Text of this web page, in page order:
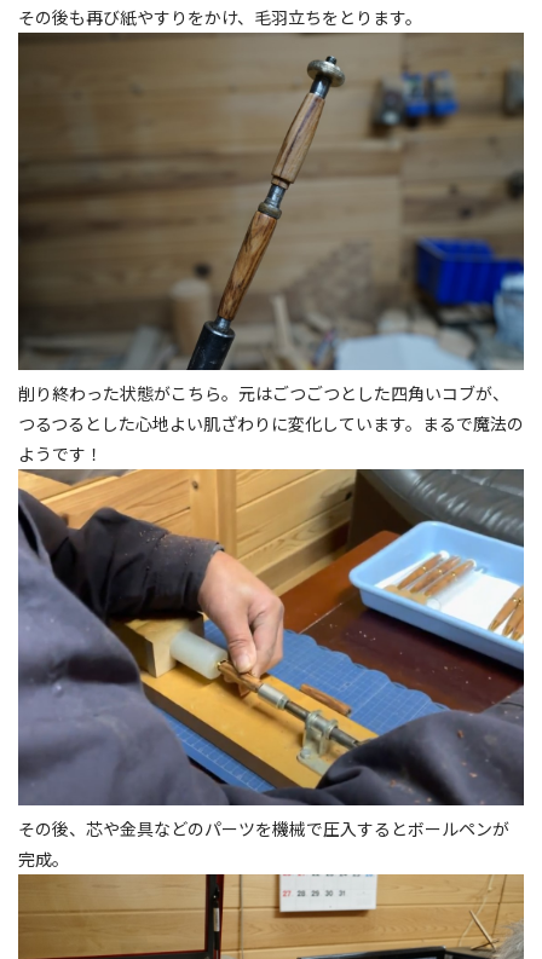
その後も再び紙やすりをかけ、毛羽立ちをとります。
削り終わった状態がこちら。元はごつごつとした四角いコブが、
つるつるとした心地よい肌ざわりに変化しています。まるで魔法の
ようです！
その後、芯や金具などのパーツを機械で圧入するとボールペンが
完成。